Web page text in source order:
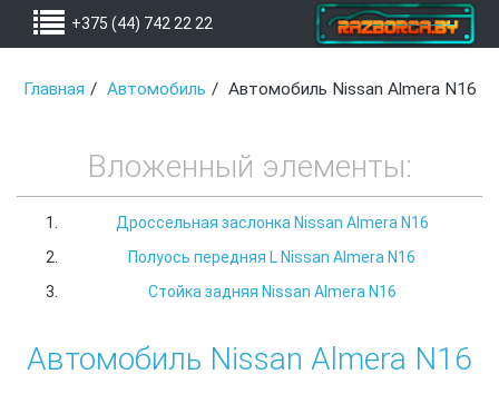
+375 (44) 742 22 22
Главная Автомобиль Автомобиль Nissan Almera N16
Вложенный элементы:
Дроссельная заслонка Nissan Almera N16
Полуось передняя L Nissan Almera N16
Стойка задняя Nissan Almera N16
Автомобиль Nissan Almera N16